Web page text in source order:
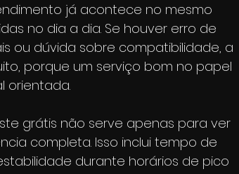
já acontece no mesmo
no dia a dia. Se houver erro de
ou dúvida sobre compatibilidade, a
porque um serviço bom no papel
orientada.
grátis não serve apenas para ver
completa. Isso inclui tempo de
durante horários de pico